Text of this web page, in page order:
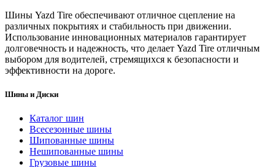
Шины Yazd Tire обеспечивают отличное сцепление на
различных покрытиях и стабильность при движении.
Использование инновационных материалов гарантирует
долговечность и надежность, что делает Yazd Tire отличным
выбором для водителей, стремящихся к безопасности и
эффективности на дороге.
Шины и Диски
Каталог шин
Всесезонные шины
Шипованные шины
Нешипованные шины
Грузовые шины